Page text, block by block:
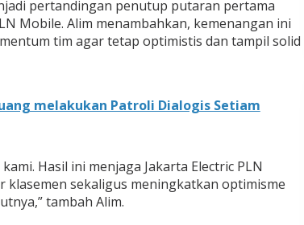
pertandingan penutup putaran pertama
Mobile. Alim menambahkan, kemenangan ini
tim agar tetap optimistis dan tampil solid
melakukan Patroli Dialogis Setiam
Hasil ini menjaga Jakarta Electric PLN
klasemen sekaligus meningkatkan optimisme
tambah Alim.